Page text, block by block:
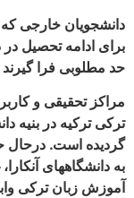
که به منظور
در دانشگاههای
و آن را با اخذ
کاربردی آموزش
دانشگاهها با
حاضر چهار
غازی،